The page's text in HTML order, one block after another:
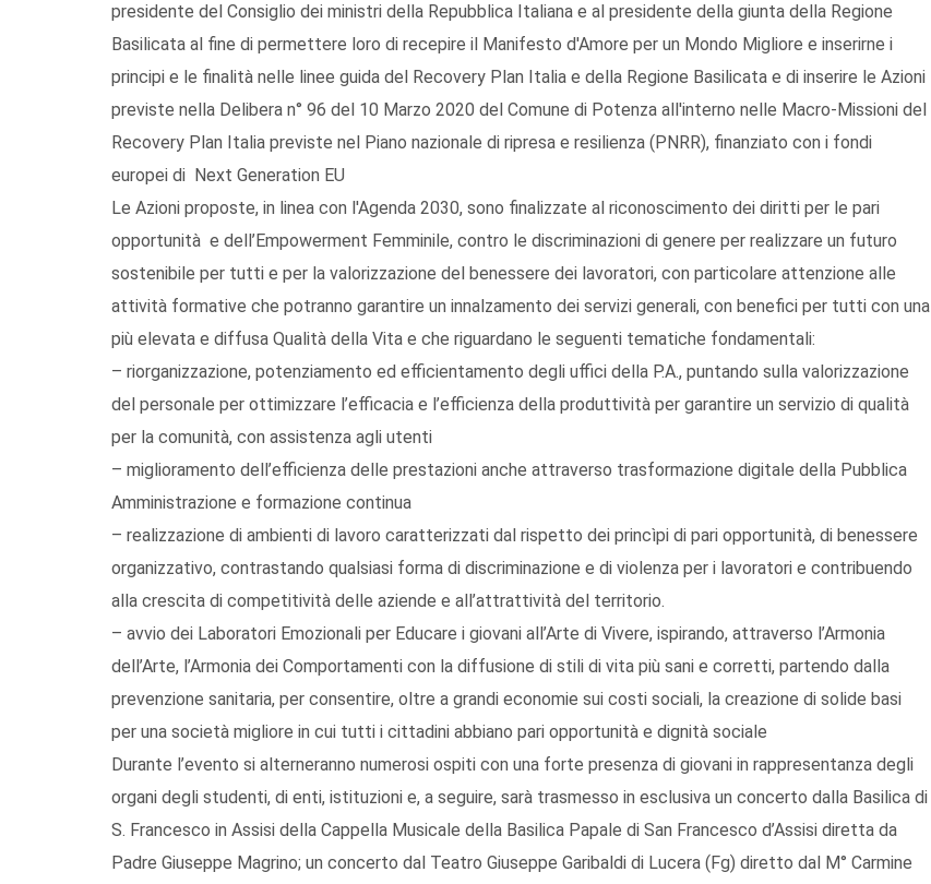
presidente del Consiglio dei ministri della Repubblica Italiana e al presidente della giunta della Regione
Basilicata al fine di permettere loro di recepire il Manifesto d'Amore per un Mondo Migliore e inserirne i
principi e le finalità nelle linee guida del Recovery Plan Italia e della Regione Basilicata e di inserire le Azioni
previste nella Delibera n° 96 del 10 Marzo 2020 del Comune di Potenza all'interno nelle Macro-Missioni del
Recovery Plan Italia previste nel Piano nazionale di ripresa e resilienza (PNRR), finanziato con i fondi
europei di Next Generation EU
Le Azioni proposte, in linea con l'Agenda 2030, sono finalizzate al riconoscimento dei diritti per le pari
opportunità e dell’Empowerment Femminile, contro le discriminazioni di genere per realizzare un futuro
sostenibile per tutti e per la valorizzazione del benessere dei lavoratori, con particolare attenzione alle
attività formative che potranno garantire un innalzamento dei servizi generali, con benefici per tutti con una
più elevata e diffusa Qualità della Vita e che riguardano le seguenti tematiche fondamentali:
– riorganizzazione, potenziamento ed efficientamento degli uffici della P.A., puntando sulla valorizzazione
del personale per ottimizzare l’efficacia e l’efficienza della produttività per garantire un servizio di qualità
per la comunità, con assistenza agli utenti
– miglioramento dell’efficienza delle prestazioni anche attraverso trasformazione digitale della Pubblica
Amministrazione e formazione continua
– realizzazione di ambienti di lavoro caratterizzati dal rispetto dei princìpi di pari opportunità, di benessere
organizzativo, contrastando qualsiasi forma di discriminazione e di violenza per i lavoratori e contribuendo
alla crescita di competitività delle aziende e all’attrattività del territorio.
– avvio dei Laboratori Emozionali per Educare i giovani all’Arte di Vivere, ispirando, attraverso l’Armonia
dell’Arte, l’Armonia dei Comportamenti con la diffusione di stili di vita più sani e corretti, partendo dalla
prevenzione sanitaria, per consentire, oltre a grandi economie sui costi sociali, la creazione di solide basi
per una società migliore in cui tutti i cittadini abbiano pari opportunità e dignità sociale
Durante l’evento si alterneranno numerosi ospiti con una forte presenza di giovani in rappresentanza degli
organi degli studenti, di enti, istituzioni e, a seguire, sarà trasmesso in esclusiva un concerto dalla Basilica di
S. Francesco in Assisi della Cappella Musicale della Basilica Papale di San Francesco d’Assisi diretta da
Padre Giuseppe Magrino; un concerto dal Teatro Giuseppe Garibaldi di Lucera (Fg) diretto dal M° Carmine